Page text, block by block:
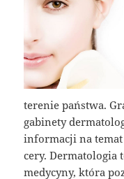
terenie państwa.
gabinety
informacji na
cery. Dermatologia
medycyny, która